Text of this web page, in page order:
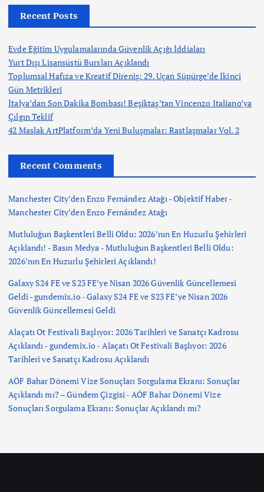
Recent Posts
Evde Eğitim Uygulamalarında Güvenlik Açığı İddiaları
Yurt Dışı Lisansüstü Bursları Açıklandı
Toplumsal Hafıza ve Kreatif Direniş: 29. Uçan Süpürge’de İkinci
Gün Metrikleri
İtalya’dan Son Dakika Bombası! Beşiktaş’tan Vincenzo Italiano’ya
Çılgın Teklif
42 Maslak ArtPlatform’da Yeni Buluşmalar: Rastlaşmalar Vol. 2
Recent Comments
Manchester City’den Enzo Fernández Atağı - Objektif Haber-
Manchester City’den Enzo Fernández Atağı
Mutluluğun Başkentleri Belli Oldu: 2026’nın En Huzurlu Şehirleri
Açıklandı! - Basın Medya -Mutluluğun Başkentleri Belli Oldu:
2026’nın En Huzurlu Şehirleri Açıklandı!
Galaxy S24 FE ve S23 FE’ye Nisan 2026 Güvenlik Güncellemesi
Geldi - gundemix.io-Galaxy S24 FE ve S23 FE’ye Nisan 2026
Güvenlik Güncellemesi Geldi
Alaçatı Ot Festivali Başlıyor: 2026 Tarihleri ve Sanatçı Kadrosu
Açıklandı - gundemix.io- Alaçatı Ot Festivali Başlıyor: 2026
Tarihleri ve Sanatçı Kadrosu Açıklandı
AÖF Bahar Dönemi Vize Sonuçları Sorgulama Ekranı: Sonuçlar
Açıklandı mı? – Gündem Çizgisi- AÖF Bahar Dönemi Vize
Sonuçları Sorgulama Ekranı: Sonuçlar Açıklandı mı?